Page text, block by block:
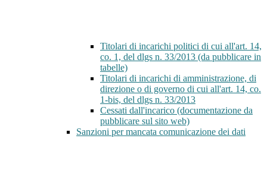
Titolari di incarichi politici di cui all'art. 14,
co. 1, del dlgs n. 33/2013 (da pubblicare in
tabelle)
Titolari di incarichi di amministrazione, di
direzione o di governo di cui all'art. 14, co.
1-bis, del dlgs n. 33/2013
Cessati dall'incarico (documentazione da
pubblicare sul sito web)
Sanzioni per mancata comunicazione dei dati